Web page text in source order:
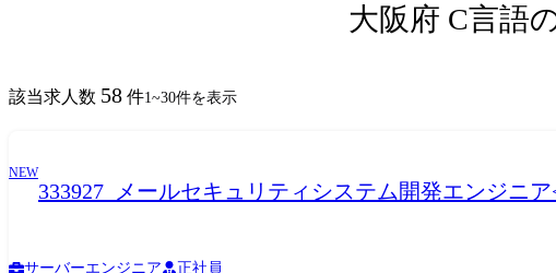
大阪府 C言語
該当求人数 58 件1~30件を表示
NEW
333927_メールセキュリティシステム開発エンジニ
サーバーエンジニア 正社員